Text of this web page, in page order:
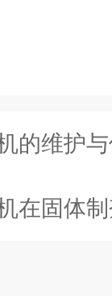
维护与保
在固体制